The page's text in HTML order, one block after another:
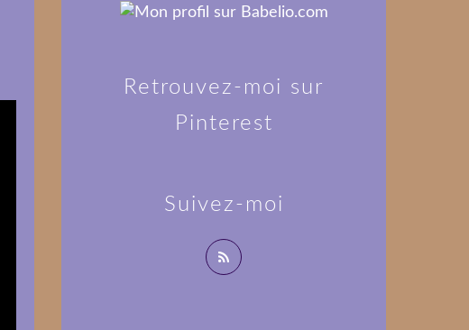
Suivez-moi
Retrouvez-moi sur
Pinterest